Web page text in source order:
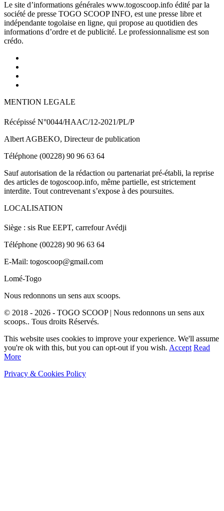
Le site d’informations générales www.togoscoop.info édité par la
société de presse TOGO SCOOP INFO, est une presse libre et
indépendante togolaise en ligne, qui propose au quotidien des
informations d’ordre et de publicité. Le professionnalisme est son
crédo.
MENTION LEGALE
Récépissé N°0044/HAAC/12-2021/PL/P
Albert AGBEKO, Directeur de publication
Téléphone (00228) 90 96 63 64
Sauf autorisation de la rédaction ou partenariat pré-établi, la reprise
des articles de togoscoop.info, même partielle, est strictement
interdite. Tout contrevenant s’expose à des poursuites.
LOCALISATION
Siège : sis Rue EEPT, carrefour Avédji
Téléphone (00228) 90 96 63 64
E-Mail: togoscoop@gmail.com
Lomé-Togo
Nous redonnons un sens aux scoops.
© 2018 - 2026 - TOGO SCOOP | Nous redonnons un sens aux
scoops.. Tous droits Réservés.
This website uses cookies to improve your experience. We'll assume
you're ok with this, but you can opt-out if you wish. Accept Read
More
Privacy & Cookies Policy